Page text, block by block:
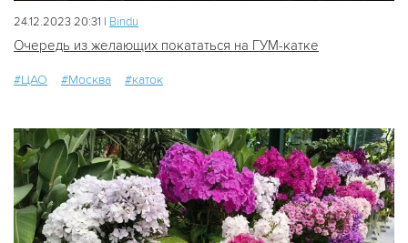
24.12.2023 20:31 | Bindu
Очередь из желающих покататься на ГУМ-катке
#ЦАО #Москва #каток